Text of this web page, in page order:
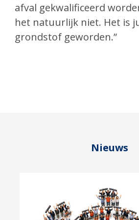
afval gekwalificeerd
het natuurlijk niet. Het is
grondstof geworden.”
Nieuws